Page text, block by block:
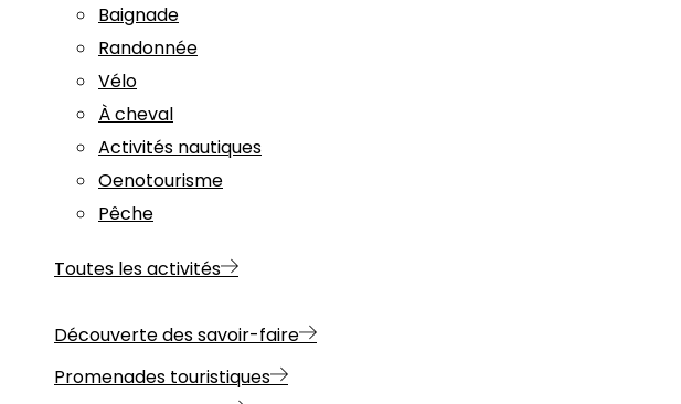
Baignade
Randonnée
Vélo
À cheval
Activités nautiques
Oenotourisme
Pêche
Toutes les activités
Découverte des savoir-faire
Promenades touristiques